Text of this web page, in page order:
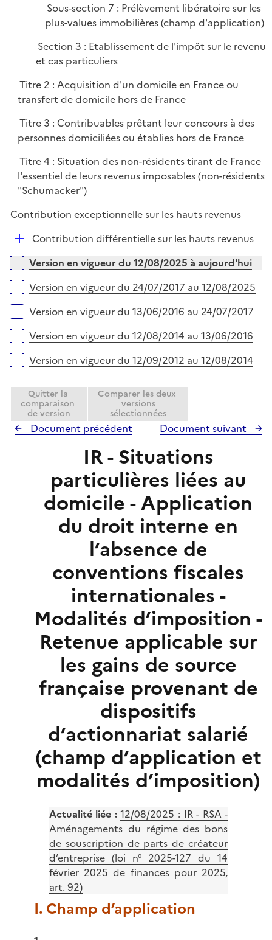
Sous-section 7 : Prélèvement libératoire sur les
plus-values immobilières (champ d'application)
Section 3 : Etablissement de l'impôt sur le revenu
et cas particuliers
Titre 2 : Acquisition d'un domicile en France ou
transfert de domicile hors de France
Titre 3 : Contribuables prêtant leur concours à des
personnes domiciliées ou établies hors de France
Titre 4 : Situation des non-résidents tirant de France
l'essentiel de leurs revenus imposables (non-résidents
"Schumacker")
Contribution exceptionnelle sur les hauts revenus
D
é
p
e
Contribution différentielle sur les hauts revenus
Versions sur la période
Version en vigueur du 12/08/2025 à aujourd'hui
Version en vigueur du 24/07/2017 au 12/08/2025
Version en vigueur du 13/06/2016 au 24/07/2017
Version en vigueur du 12/08/2014 au 13/06/2016
Version en vigueur du 12/09/2012 au 12/08/2014
Quitter la
comparaison
de version
Comparer les deux
versions
sélectionnées
Document précédent Document suivant
IR - Situations
particulières liées au
domicile - Application
du droit interne en
l’absence de
conventions fiscales
internationales -
Modalités d’imposition -
Retenue applicable sur
les gains de source
française provenant de
dispositifs
d’actionnariat salarié
(champ d’application et
modalités d’imposition)
Actualité liée :12/08/2025 : IR - RSA -
Aménagements du régime des bons
de souscription de parts de créateur
d’entreprise (loi n° 2025-127 du 14
février 2025 de finances pour 2025,
art. 92)
I. Champ d’application